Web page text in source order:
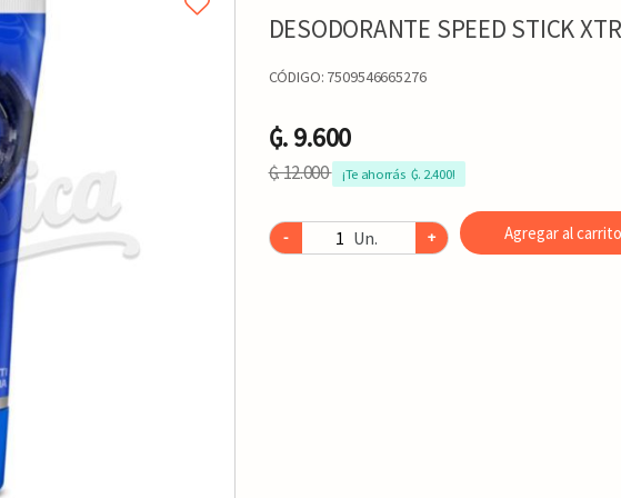
DESODORANTE SPEED STICK
CÓDIGO: 7509546665276
₲. 9.600
₲. 12.000 ¡Te ahorrás  ₲. 2.400!
- Un. + Agregar al carrito